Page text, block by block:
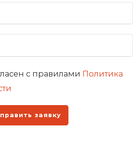
с правилами Политика
заявку